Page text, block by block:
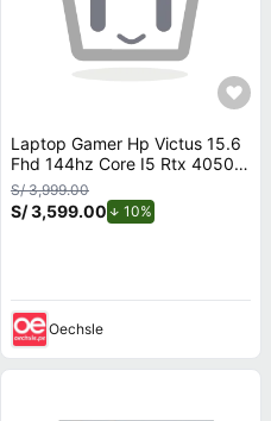
Laptop Gamer Hp Victus 15.6
Fhd 144hz Core I5 Rtx 4050
16gb
S/ 3,999.00
S/ 3,599.00 10%
Oechsle